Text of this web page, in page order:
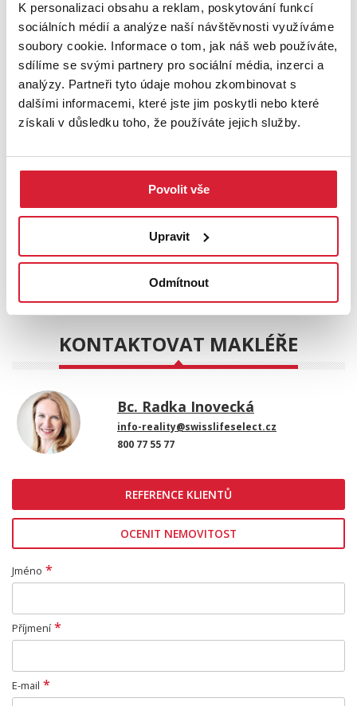
K personalizaci obsahu a reklam, poskytování funkcí
sociálních médií a analýze naší návštěvnosti využíváme
soubory cookie. Informace o tom, jak náš web používáte,
sdílíme se svými partnery pro sociální média, inzerci a
analýzy. Partneři tyto údaje mohou zkombinovat s
dalšími informacemi, které jste jim poskytli nebo které
získali v důsledku toho, že používáte jejich služby.
Povolit vše
Upravit
Odmítnout
−
Leaflet|©OpenStreetMapcontributors
STÁHNOUT
POSLAT
KONTAKTOVAT MAKLÉŘE
Bc. Radka Inovecká
info-reality@swisslifeselect.cz
800 77 55 77
REFERENCE KLIENTŮ
OCENIT NEMOVITOST
Jméno *
Příjmení *
E-mail *